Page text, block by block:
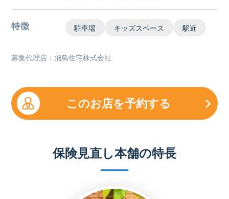
特徴 駐車場 キッズスペース 駅近
募集代理店：飛鳥住宅株式会社
このお店を予約する
保険見直し本舗の特長